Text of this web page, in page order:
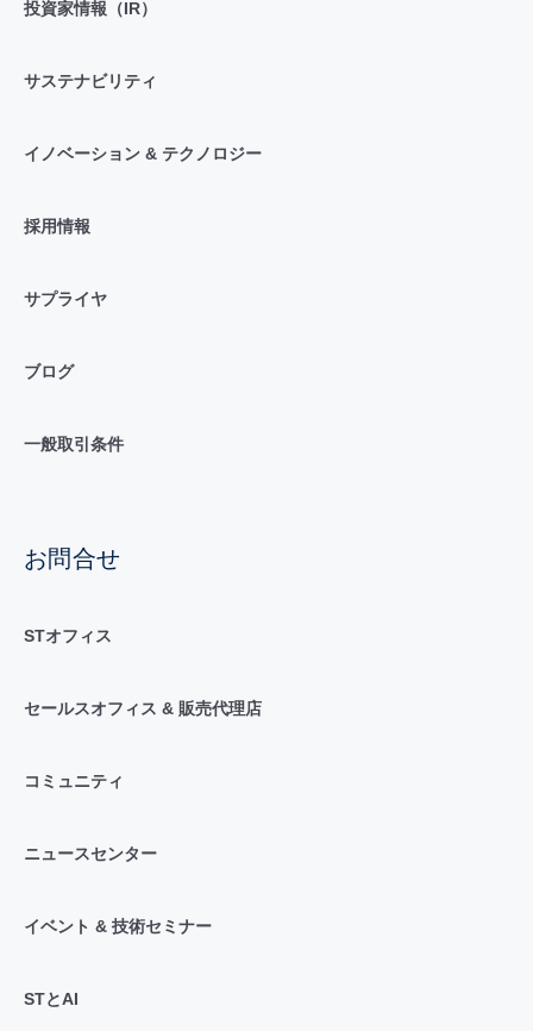
投資家情報（IR）
サステナビリティ
イノベーション & テクノロジー
採用情報
サプライヤ
ブログ
一般取引条件
お問合せ
STオフィス
セールスオフィス & 販売代理店
コミュニティ
ニュースセンター
イベント & 技術セミナー
STとAI